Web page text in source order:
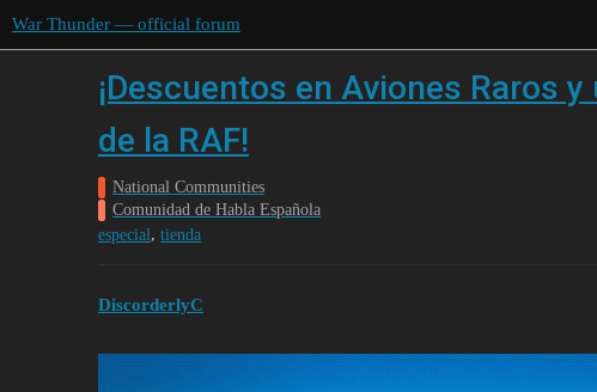
War Thunder — official forum
¡Descuentos en Aviones Raros
de la RAF!
National Communities
Comunidad de Habla Española
especial, tienda
DiscorderlyC